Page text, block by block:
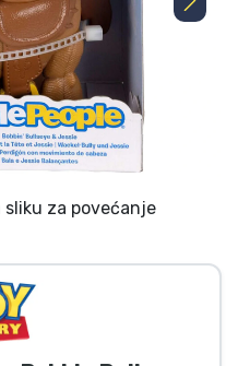
za povećanje